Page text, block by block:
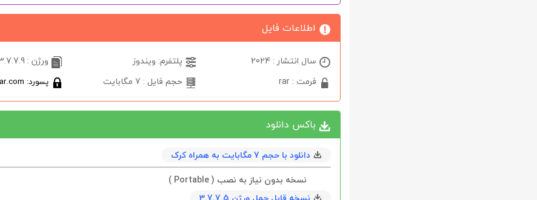
اطلاعات فایل
سال انتشار : 2024 پلتفرم: ویندوز
ورژن : 3.7.7.9
فرمت : rar
حجم فایل : 7 مگابایت پسورد: softabzar.com
باکس دانلود
دانلود با حجم 7 مگابايت به همراه کرک
نسخه بدون نیاز به نصب ( Portable )